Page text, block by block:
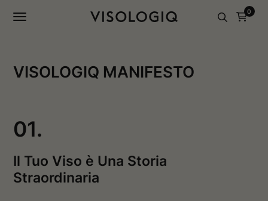
0
g
n
s
a
m
a
p
r
a
c
k
p
e
VISOLOGIQ MANIFESTO
01.
Il Tuo Viso è Una Storia
Straordinaria